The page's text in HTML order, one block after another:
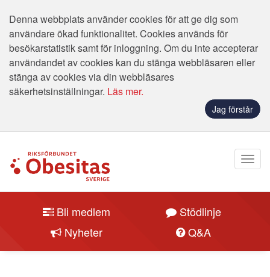
Denna webbplats använder cookies för att ge dig som
användare ökad funktionalitet. Cookies används för
besökarstatistik samt för inloggning. Om du inte accepterar
användandet av cookies kan du stänga webbläsaren eller
stänga av cookies via din webbläsares
säkerhetsinställningar. Läs mer.
Jag förstår
Bli medlem
Stödlinje
Nyheter
Q&A